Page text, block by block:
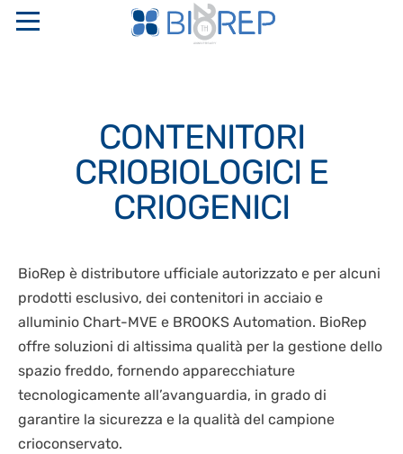
CHI SIAMO
PROFILO AZIENDALE
IL GRUPPO SAPIO
NETWORK DI RICERCA
CERTIFICAZIONI DI QUALITÀ
STAKEHOLDER
POLITICA PER LA SICUREZZA, LA QUALITÀ E
L’AMBIENTE
LAVORA CON NOI
GESTIONE TRASPORTI E LOGISTICA
DEPOSITO FARMACEUTICO
CRIOCONSERVAZIONE CONTO TERZI
CRIOCONSERVAZIONE GMP
BIOLOGIA CELLULARE
BIOLOGIA MOLECOLARE
CENTRI DI STOCCAGGIO “CHIAVI IN MANO”
CONGELATORI A DISCESA PROGRAMMATA
SISTEMI DI MONITORAGGIO E CONTROLLO
MONITORAGGIO LIVELLI DI SOTT’OSSIGENAZIONE
CRIOCHIRURGIA
GENETICA PERINATALE
NEWS
CONTATTI
IT
CONTENITORI
CRIOBIOLOGICI E
CRIOGENICI
BioRep è distributore ufficiale autorizzato e per alcuni
prodotti esclusivo, dei contenitori in acciaio e
alluminio Chart-MVE e BROOKS Automation. BioRep
offre soluzioni di altissima qualità per la gestione dello
spazio freddo, fornendo apparecchiature
tecnologicamente all’avanguardia, in grado di
garantire la sicurezza e la qualità del campione
crioconservato.